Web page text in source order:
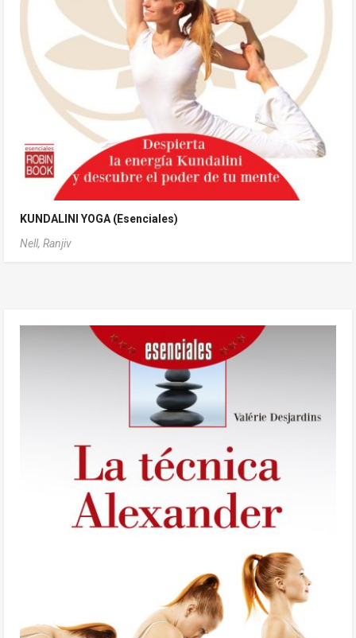
KUNDALINI YOGA (Esenciales)
Nell, Ranjiv